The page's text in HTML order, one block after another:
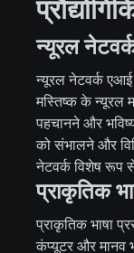
न्यूरल
न्यूरल नेटवर्क
मस्तिष्क के न्यूरल
पहचानने और
को संभालने और
नेटवर्क विशेष रूप
प्राकृतिक
प्राकृतिक भाषा
कंप्यूटर और मानव